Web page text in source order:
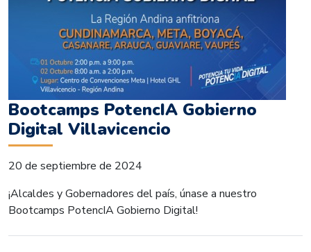
Bootcamps PotencIA Gobierno
Digital Villavicencio
20 de septiembre de 2024
¡Alcaldes y Gobernadores del país, únase a nuestro
Bootcamps PotencIA Gobierno Digital!